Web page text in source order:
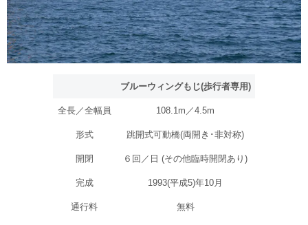
ブルーウィングもじ(歩行者専用)
全長／全幅員 108.1m／4.5m
形式 跳開式可動橋(両開き･非対称)
開閉 ６回／日 (その他臨時開閉あり)
完成 1993(平成5)年10月
通行料 無料